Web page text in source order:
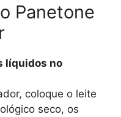
Panetone
líquidos no
coloque o leite
seco, os